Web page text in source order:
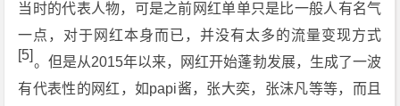
当时的代表人物，可是之前网红单单只是比一般人有名气
一点，对于网红本身而已，并没有太多的流量变现方式
[5]。但是从2015年以来，网红开始蓬勃发展，生成了一波
有代表性的网红，如papi酱，张大奕，张沫凡等等，而且